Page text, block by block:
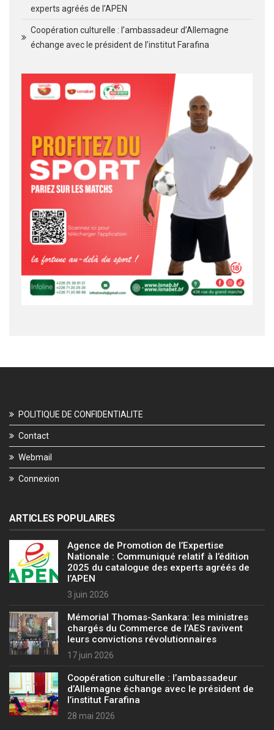
experts agréés de l’APEN
Coopération culturelle : l’ambassadeur d’Allemagne
échange avec le président de l’institut Farafina
POLITIQUE DE CONFIDENTIALITE
Contact
Webmail
Connexion
ARTICLES POPULAIRES
Agence de Promotion de l’Expertise
Nationale : Communiqué relatif à l’édition
2025 du catalogue des experts agréés de
l’APEN
3 juin 2026
Mémorial Thomas-Sankara: les ministres
chargés du Commerce de l’AES ravivent
leurs convictions révolutionnaires
17 juin 2026
Coopération culturelle : l’ambassadeur
d’Allemagne échange avec le président de
l’institut Farafina
28 mai 2026